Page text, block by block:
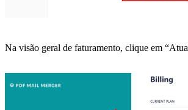
Na visão geral de faturamento, clique em